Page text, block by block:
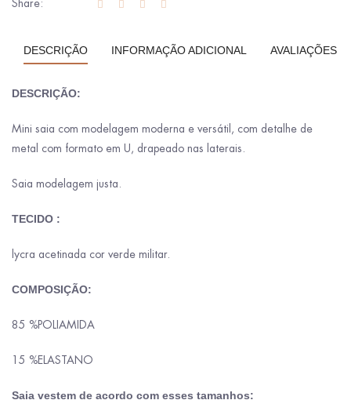
Share:
DESCRIÇÃO INFORMAÇÃO ADICIONAL AVALIAÇÕES
DESCRIÇÃO:
Mini saia com modelagem moderna e versátil, com detalhe de
metal com formato em U, drapeado nas laterais.
Saia modelagem justa.
TECIDO :
lycra acetinada cor verde militar.
COMPOSIÇÃO:
85 %POLIAMIDA
15 %ELASTANO
Saia vestem de acordo com esses tamanhos: